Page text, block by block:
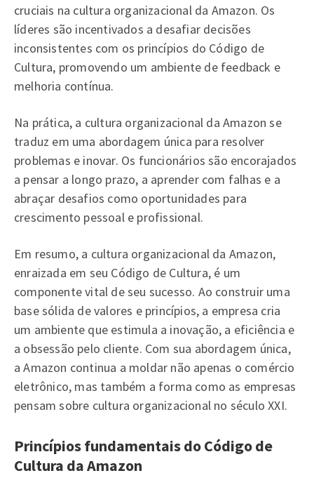
cruciais na cultura organizacional da Amazon. Os
líderes são incentivados a desafiar decisões
inconsistentes com os princípios do Código de
Cultura, promovendo um ambiente de feedback e
melhoria contínua.
Na prática, a cultura organizacional da Amazon se
traduz em uma abordagem única para resolver
problemas e inovar. Os funcionários são encorajados
a pensar a longo prazo, a aprender com falhas e a
abraçar desafios como oportunidades para
crescimento pessoal e profissional.
Em resumo, a cultura organizacional da Amazon,
enraizada em seu Código de Cultura, é um
componente vital de seu sucesso. Ao construir uma
base sólida de valores e princípios, a empresa cria
um ambiente que estimula a inovação, a eficiência e
a obsessão pelo cliente. Com sua abordagem única,
a Amazon continua a moldar não apenas o comércio
eletrônico, mas também a forma como as empresas
pensam sobre cultura organizacional no século XXI.
Princípios fundamentais do Código de
Cultura da Amazon